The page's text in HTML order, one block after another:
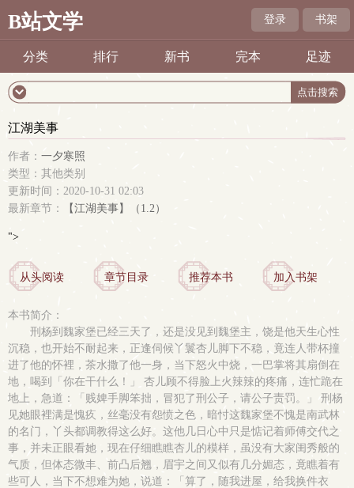
B站文学 登录 书架
分类 排行 新书 完本 足迹
江湖美事
作者： 一夕寒照
类型：其他类别
更新时间：2020-10-31 02:03
最新章节：
【江湖美事】（1.2）
">
从头阅读 章节目录 推荐本书 加入书架
本书简介：
刑杨到魏家堡已经三天了，还是没见到魏堡主，饶是他天生心性
沉稳，也开始不耐起来，正逢伺候丫鬟杏儿脚下不稳，竟连人带杯撞
进了他的怀裡，茶水撒了他一身，当下怒火中烧，一巴掌将其扇倒在
地，喝到「你在干什么！」 杏儿顾不得脸上火辣辣的疼痛，连忙跪在
地上，急道：「贱婢手脚笨拙，冒犯了刑公子，请公子责罚。」 刑杨
见她眼裡满是愧疚，丝毫没有怨愤之色，暗忖这魏家堡不愧是南武林
的名门，丫头都调教得这么好。这他几日心中只是惦记着师傅交代之
事，并未正眼看她，现在仔细瞧瞧杏儿的模样，虽没有大家闺秀般的
气质，但体态微丰、前凸后翘，眉宇之间又似有几分媚态，竟瞧着有
些可人，当下不想难为她，说道：「算了，随我进屋，给我换件衣